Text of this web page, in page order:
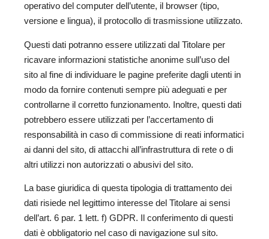
operativo del computer dell’utente, il browser (tipo,
versione e lingua), il protocollo di trasmissione utilizzato.
Questi dati potranno essere utilizzati dal Titolare per
ricavare informazioni statistiche anonime sull’uso del
sito al fine di individuare le pagine preferite dagli utenti in
modo da fornire contenuti sempre più adeguati e per
controllarne il corretto funzionamento. Inoltre, questi dati
potrebbero essere utilizzati per l’accertamento di
responsabilità in caso di commissione di reati informatici
ai danni del sito, di attacchi all’infrastruttura di rete o di
altri utilizzi non autorizzati o abusivi del sito.
La base giuridica di questa tipologia di trattamento dei
dati risiede nel legittimo interesse del Titolare ai sensi
dell’art. 6 par. 1 lett. f) GDPR. Il conferimento di questi
dati è obbligatorio nel caso di navigazione sul sito.